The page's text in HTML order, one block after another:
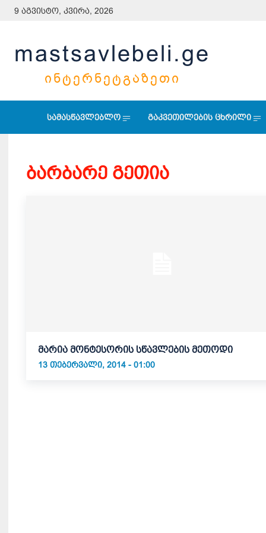
9 აგვისტო, კვირა, 2026
mastsavlebeli.ge
ᲘᲜᲢᲔᲠᲜᲔᲢᲒᲐᲖᲔᲗᲘ
სამასწავლებლო გაკვეთილების ცხრილი
ბარბარე გეთია
მარია მონტესორის სწავლების მეთოდი
13 ᲗᲔᲑᲔᲠᲕᲐᲚᲘ, 2014 - 01:00